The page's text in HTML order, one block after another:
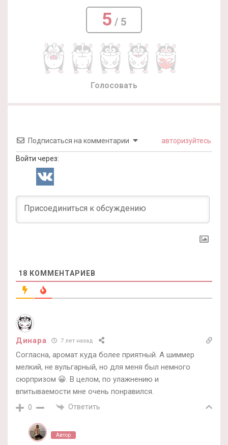
5 / 5
Голосовать
Подписаться на комментарии авторизуйтесь
Войти через:
18 КОММЕНТАРИЕВ
Динара 7 лет назад
Согласна, аромат куда более приятный. А шиммер
мелкий, не вульгарный, но для меня был немного
сюрпризом 😀. В целом, по улажнению и
впитываемости мне очень понравился.
0 Ответить
Автор